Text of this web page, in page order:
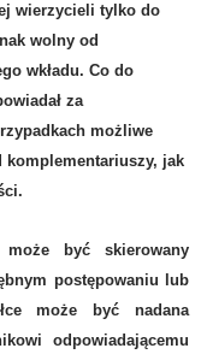
wierzycieli tylko do
wolny od
wkładu. Co do
za
możliwe
komplementariuszy, jak
może być skierowany
postępowaniu lub
może być nadana
odpowiadającemu